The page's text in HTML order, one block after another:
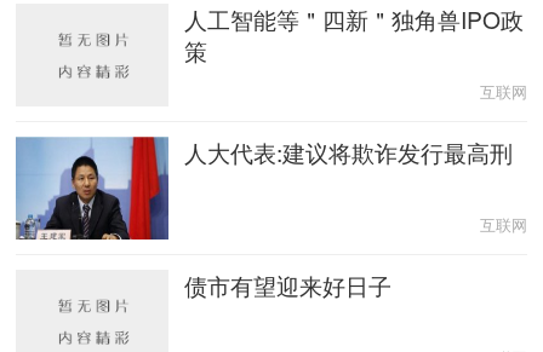
人工智能等＂四新＂独角兽IPO政
策
互联网
人大代表:建议将欺诈发行最高刑
互联网
债市有望迎来好日子